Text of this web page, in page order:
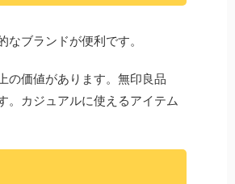
ブランドが便利です。
の価値があります。無印良品
。カジュアルに使えるアイテム